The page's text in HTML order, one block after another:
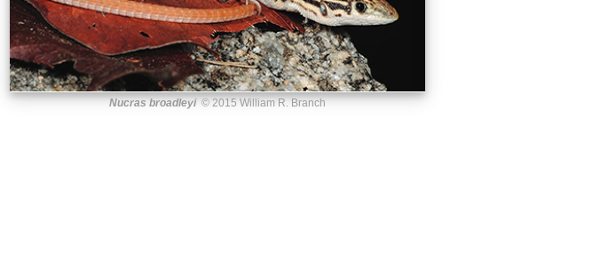
Nucras broadleyi© 2015 William R. Branch